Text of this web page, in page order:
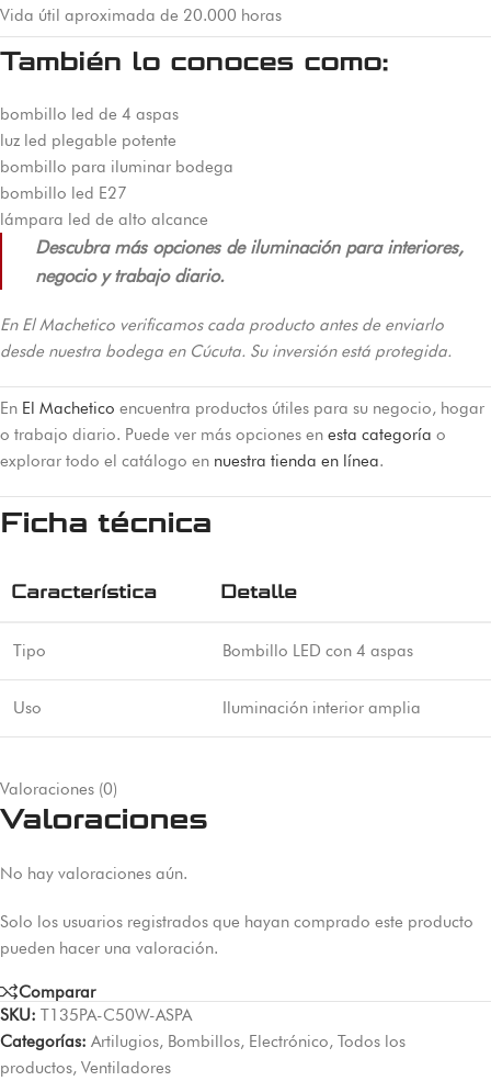
Vida útil aproximada de 20.000 horas
También lo conoces como:
bombillo led de 4 aspas
luz led plegable potente
bombillo para iluminar bodega
bombillo led E27
lámpara led de alto alcance
Descubra más opciones de iluminación para interiores,
negocio y trabajo diario.
En El Machetico verificamos cada producto antes de enviarlo
desde nuestra bodega en Cúcuta. Su inversión está protegida.
En El Machetico encuentra productos útiles para su negocio, hogar
o trabajo diario. Puede ver más opciones en esta categoría o
explorar todo el catálogo en nuestra tienda en línea.
Ficha técnica
Característica Detalle
Tipo Bombillo LED con 4 aspas
Uso Iluminación interior amplia
Valoraciones (0)
Valoraciones
No hay valoraciones aún.
Solo los usuarios registrados que hayan comprado este producto
pueden hacer una valoración.
Comparar
SKU: T135PA-C50W-ASPA
Categorías: Artilugios, Bombillos, Electrónico, Todos los
productos, Ventiladores